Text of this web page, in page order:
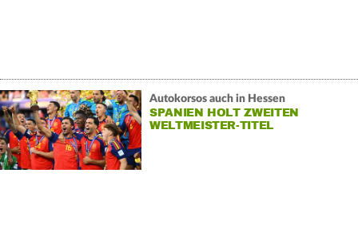
Autokorsos auch in Hessen
SPANIEN HOLT ZWEITEN
WELTMEISTER-TITEL